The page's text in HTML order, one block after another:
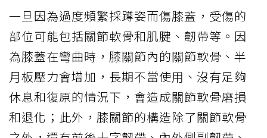
一旦因為過度頻繁採蹲姿而傷膝蓋，受傷的
部位可能包括關節軟骨和肌腱、韌帶等。因
為膝蓋在彎曲時，膝關節內的關節軟骨、半
月板壓力會增加，長期不當使用、沒有足夠
休息和復原的情況下，會造成關節軟骨磨損
和退化；此外，膝關節的構造除了關節軟骨